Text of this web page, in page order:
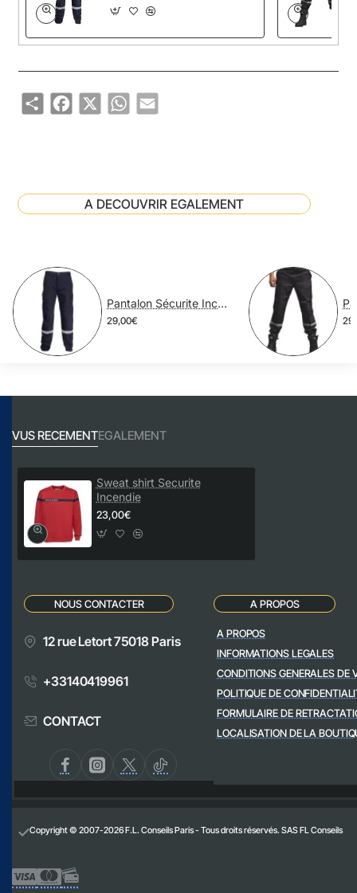
ShareFacebook
X WhatsApp
Email
A DECOUVRIR EGALEMENT
Pantalon Sécurite Incendie SPF1 Polycoton
29,00€
VUS RECEMENTEGALEMENT
Sweat shirt Securite
Incendie
23,00€
NOUS CONTACTER
12 rue Letort 75018 Paris
+33140419961
CONTACT
A PROPOS
A PROPOS
INFORMATIONS LEGALES
CONDITIONS GENERALES DE
POLITIQUE DE
FORMULAIRE DE
LOCALISATION DE LA
Copyright © 2007-2026 F.L. Conseils Paris - Tous droits réservés. SAS FL Conseils